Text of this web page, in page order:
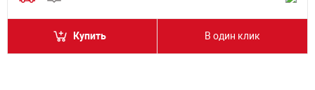
Купить В один клик